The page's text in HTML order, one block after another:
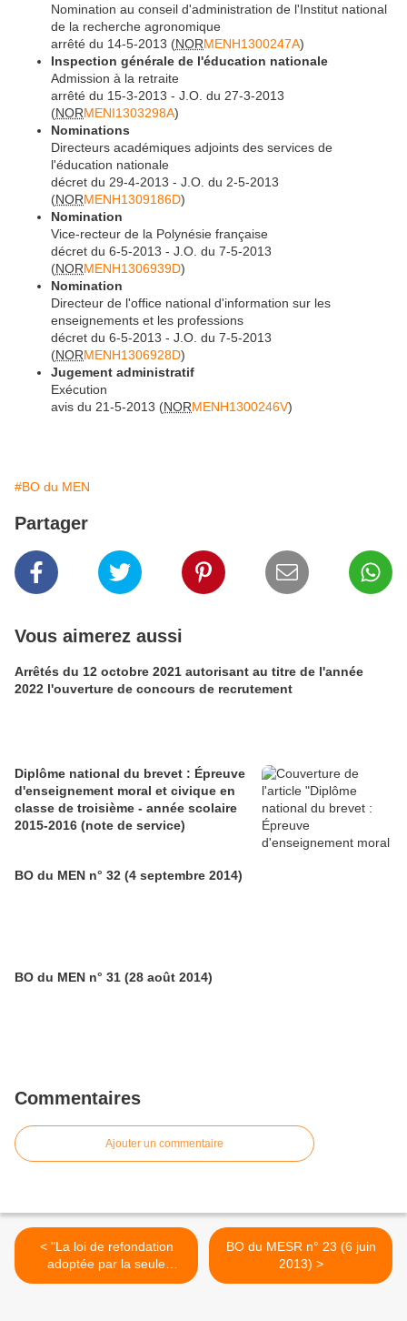
Nomination au conseil d'administration de l'Institut national
de la recherche agronomique
arrêté du 14-5-2013 (NORMENH1300247A)
Inspection générale de l'éducation nationale
Admission à la retraite
arrêté du 15-3-2013 - J.O. du 27-3-2013
(NORMENI1303298A)
Nominations
Directeurs académiques adjoints des services de
l'éducation nationale
décret du 29-4-2013 - J.O. du 2-5-2013
(NORMENH1309186D)
Nomination
Vice-recteur de la Polynésie française
décret du 6-5-2013 - J.O. du 7-5-2013
(NORMENH1306939D)
Nomination
Directeur de l'office national d'information sur les
enseignements et les professions
décret du 6-5-2013 - J.O. du 7-5-2013
(NORMENH1306928D)
Jugement administratif
Exécution
avis du 21-5-2013 (NORMENH1300246V)
#BO du MEN
Partager
Vous aimerez aussi
Arrêtés du 12 octobre 2021 autorisant au titre de l'année
2022 l'ouverture de concours de recrutement
Diplôme national du brevet : Épreuve
d'enseignement moral et civique en
classe de troisième - année scolaire
2015-2016 (note de service)
BO du MEN n° 32 (4 septembre 2014)
BO du MEN n° 31 (28 août 2014)
Commentaires
Ajouter un commentaire
< "La loi de refondation
adoptée par la seule
gauche" (Café
BO du MESR n° 23 (6 juin
2013) >